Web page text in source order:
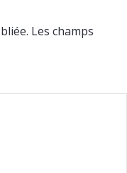
Les champs